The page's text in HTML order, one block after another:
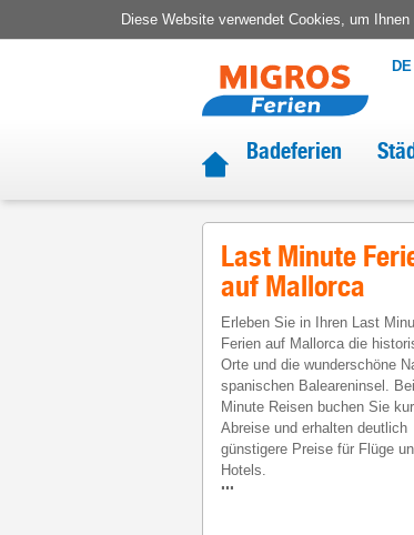
Diese Website verwendet Cookies, um
DE
Badeferien
Last Minute
auf Mallorca
Erleben Sie in Ihren Last
Ferien auf Mallorca die
Orte und die wunderschöne
spanischen Baleareninsel.
Minute Reisen buchen Sie
Abreise und erhalten deutlich
günstigere Preise für Flüge
Hotels.
...